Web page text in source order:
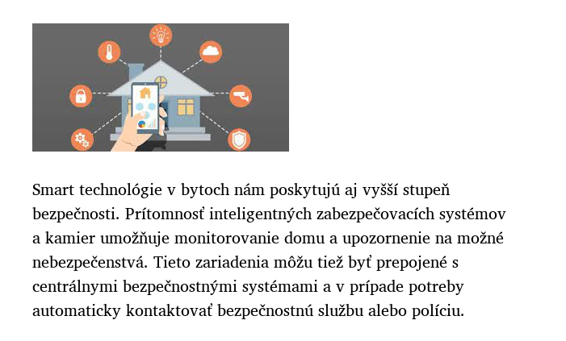
Smart technológie v bytoch nám poskytujú aj vyšší stupeň
bezpečnosti. Prítomnosť inteligentných zabezpečovacích systémov
a kamier umožňuje monitorovanie domu a upozornenie na možné
nebezpečenstvá. Tieto zariadenia môžu tiež byť prepojené s
centrálnymi bezpečnostnými systémami a v prípade potreby
automaticky kontaktovať bezpečnostnú službu alebo políciu.